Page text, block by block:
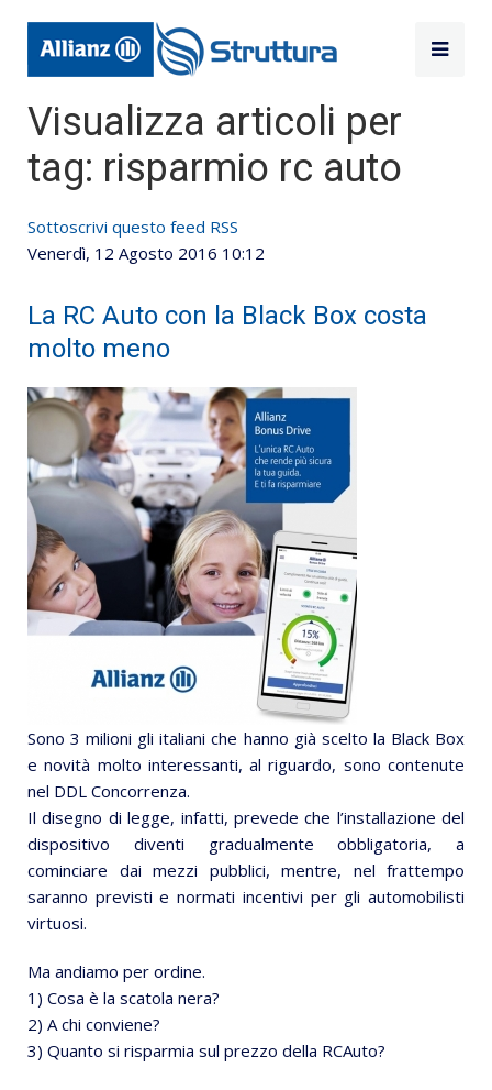
Visualizza articoli per
tag: risparmio rc auto
Sottoscrivi questo feed RSS
Venerdì, 12 Agosto 2016 10:12
La RC Auto con la Black Box costa
molto meno
Sono 3 milioni gli italiani che hanno già scelto la Black Box
e novità molto interessanti, al riguardo, sono contenute
nel DDL Concorrenza.
Il disegno di legge, infatti, prevede che l’installazione del
dispositivo diventi gradualmente obbligatoria, a
cominciare dai mezzi pubblici, mentre, nel frattempo
saranno previsti e normati incentivi per gli automobilisti
virtuosi.
Ma andiamo per ordine.
1) Cosa è la scatola nera?
2) A chi conviene?
3) Quanto si risparmia sul prezzo della RCAuto?